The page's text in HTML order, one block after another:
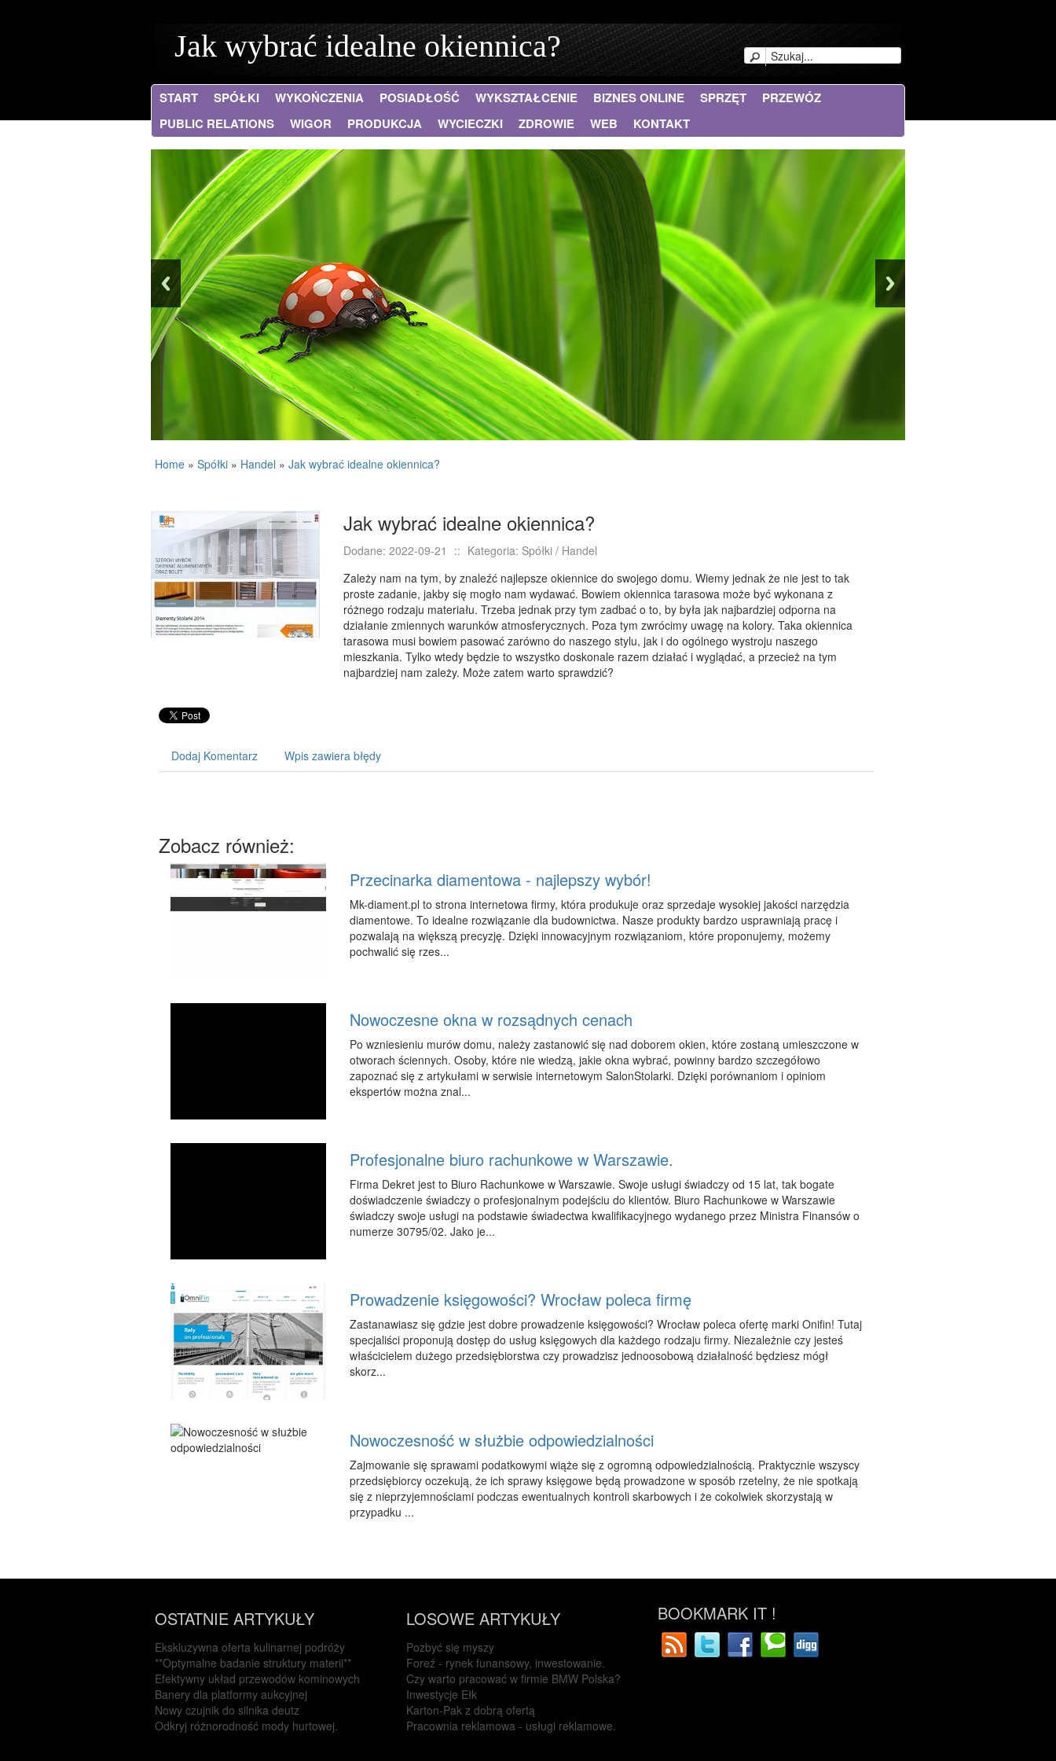
Jak wybrać idealne okiennica?
START SPÓŁKI WYKOŃCZENIA POSIADŁOŚĆ WYKSZTAŁCENIE BIZNES ONLINE SPRZĘT
PRZEWÓZ
PUBLIC RELATIONS
WIGOR PRODUKCJA WYCIECZKI ZDROWIE WEB KONTAKT
Home » Spółki » Handel » Jak wybrać idealne okiennica?
Jak wybrać idealne okiennica?
Dodane: 2022-09-21 :: Kategoria: Spółki / Handel
Zależy nam na tym, by znaleźć najlepsze okiennice do swojego domu. Wiemy jednak że nie jest to tak
proste zadanie, jakby się mogło nam wydawać. Bowiem okiennica tarasowa może być wykonana z
różnego rodzaju materiału. Trzeba jednak przy tym zadbać o to, by była jak najbardziej odporna na
działanie zmiennych warunków atmosferycznych. Poza tym zwrócimy uwagę na kolory. Taka okiennica
tarasowa musi bowiem pasować zarówno do naszego stylu, jak i do ogólnego wystroju naszego
mieszkania. Tylko wtedy będzie to wszystko doskonale razem działać i wyglądać, a przecież na tym
najbardziej nam zależy. Może zatem warto sprawdzić?
Dodaj Komentarz Wpis zawiera błędy
Zobacz również:
Przecinarka diamentowa - najlepszy wybór!
Mk-diament.pl to strona internetowa firmy, która produkuje oraz sprzedaje wysokiej jakości narzędzia
diamentowe. To idealne rozwiązanie dla budownictwa. Nasze produkty bardzo usprawniają pracę i
pozwalają na większą precyzję. Dzięki innowacyjnym rozwiązaniom, które proponujemy, możemy
pochwalić się rzes...
Nowoczesne okna w rozsądnych cenach
Po wzniesieniu murów domu, należy zastanowić się nad doborem okien, które zostaną umieszczone w
otworach ściennych. Osoby, które nie wiedzą, jakie okna wybrać, powinny bardzo szczegółowo
zapoznać się z artykułami w serwisie internetowym SalonStolarki. Dzięki porównaniom i opiniom
ekspertów można znal...
Profesjonalne biuro rachunkowe w Warszawie.
Firma Dekret jest to Biuro Rachunkowe w Warszawie. Swoje usługi świadczy od 15 lat, tak bogate
doświadczenie świadczy o profesjonalnym podejściu do klientów. Biuro Rachunkowe w Warszawie
świadczy swoje usługi na podstawie świadectwa kwalifikacyjnego wydanego przez Ministra Finansów o
numerze 30795/02. Jako je...
Prowadzenie księgowości? Wrocław poleca firmę
Zastanawiasz się gdzie jest dobre prowadzenie księgowości? Wrocław poleca ofertę marki Onifin! Tutaj
specjaliści proponują dostęp do usług księgowych dla każdego rodzaju firmy. Niezależnie czy jesteś
właścicielem dużego przedsiębiorstwa czy prowadzisz jednoosobową działalność będziesz mógł
skorz...
Nowoczesność w służbie odpowiedzialności
Zajmowanie się sprawami podatkowymi wiąże się z ogromną odpowiedzialnością. Praktycznie wszyscy
przedsiębiorcy oczekują, że ich sprawy księgowe będą prowadzone w sposób rzetelny, że nie spotkają
się z nieprzyjemnościami podczas ewentualnych kontroli skarbowych i że cokolwiek skorzystają w
przypadku ...
OSTATNIE ARTYKUŁY
Ekskluzywna oferta kulinarnej podróży
**Optymalne badanie struktury materii**
Efektywny układ przewodów kominowych
Banery dla platformy aukcyjnej
Nowy czujnik do silnika deutz
Odkryj różnorodność mody hurtowej.
LOSOWE ARTYKUŁY
Pozbyć się myszy
Foreź - rynek funansowy, inwestowanie.
Czy warto pracować w firmie BMW Polska?
Inwestycje Ełk
Karton-Pak z dobrą ofertą
Pracownia reklamowa - usługi reklamowe.
BOOKMARK IT !